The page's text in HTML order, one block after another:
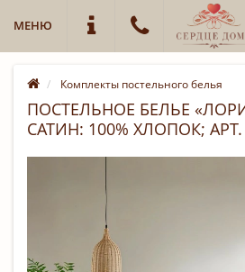
МЕНЮ
Комплекты постельного белья
ПОСТЕЛЬНОЕ БЕЛЬЕ
САТИН: 100% ХЛОПОК; АРТ.